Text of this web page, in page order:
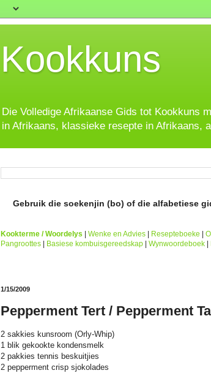
Kookkuns
Die Volledige Afrikaanse Gids tot Kookkuns
in Afrikaans, klassieke resepte in Afrikaans,
Gebruik die soekenjin (bo) of die alfabetiese
Kookterme / Woordelys Wenke en Advies Resepteboeke
Pangroottes
Basiese kombuisgereedskap Wynwoordeboek
1/15/2009
Pepperment Tert / Pepperment
2 sakkies kunsroom (Orly-Whip)
1 blik gekookte kondensmelk
2 pakkies tennis beskuitjies
2 pepperment crisp sjokolades